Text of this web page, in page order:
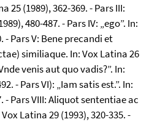
25 (1989), 362-369. - Pars III:
480-487. - Pars IV: „ego”. In:
- Pars V: Bene precandi et
similiaque. In: Vox Latina 26
venis aut quo vadis?”. In:
- Pars VI): „Iam satis est.”. In:
- Pars VIII: Aliquot sententiae ac
Latina 29 (1993), 320-335. -